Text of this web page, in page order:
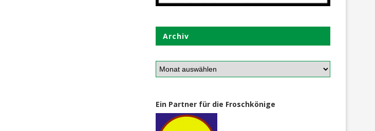
Archiv
Ein Partner für die Froschkönige